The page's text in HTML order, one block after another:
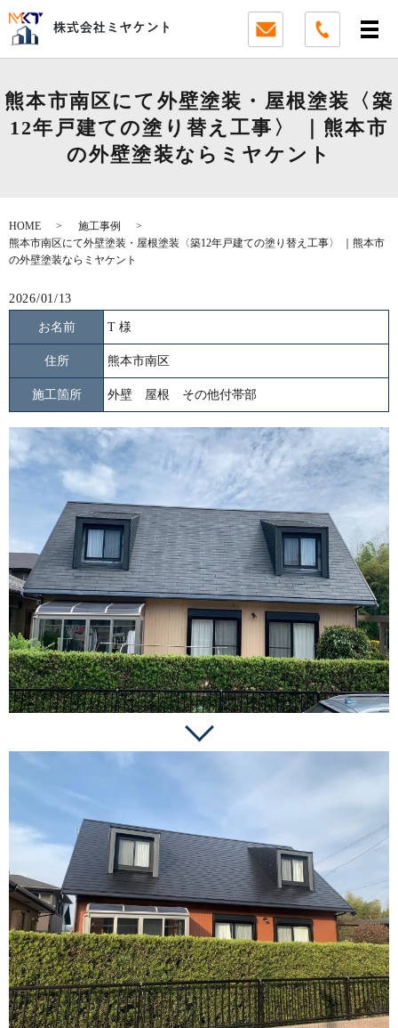
熊本市南区にて外壁塗装・屋根塗装〈築
12年戸建ての塗り替え工事〉 ｜熊本市
の外壁塗装ならミヤケント
HOME
施工事例
熊本市南区にて外壁塗装・屋根塗装〈築12年戸建ての塗り替え工事〉 ｜熊本市
の外壁塗装ならミヤケント
2026/01/13
お名前 T 様
住所 熊本市南区
施工箇所 外壁 屋根 その他付帯部